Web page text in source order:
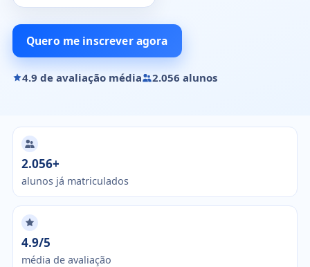
Quero me inscrever agora
4.9 de avaliação média 2.056 alunos
2.056+
alunos já matriculados
4.9/5
média de avaliação